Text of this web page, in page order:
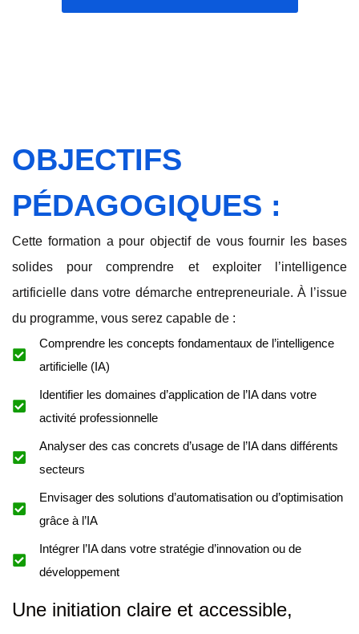
OBJECTIFS
PÉDAGOGIQUES :
Cette formation a pour objectif de vous fournir les bases
solides pour comprendre et exploiter l’intelligence
artificielle dans votre démarche entrepreneuriale. À l’issue
du programme, vous serez capable de :
Comprendre les concepts fondamentaux de l’intelligence
artificielle (IA)
Identifier les domaines d’application de l’IA dans votre
activité professionnelle
Analyser des cas concrets d’usage de l’IA dans différents
secteurs
Envisager des solutions d’automatisation ou d’optimisation
grâce à l’IA
Intégrer l’IA dans votre stratégie d’innovation ou de
développement
Une initiation claire et accessible,